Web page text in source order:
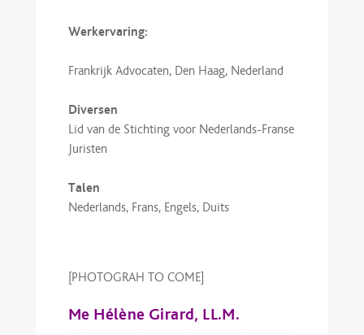
Werkervaring:
Frankrijk Advocaten, Den Haag, Nederland
Diversen
Lid van de Stichting voor Nederlands-Franse
Juristen
Talen
Nederlands, Frans, Engels, Duits
[PHOTOGRAH TO COME]
Me Hélène Girard, LL.M.